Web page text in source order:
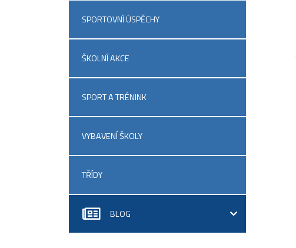
SPORTOVNÍ ÚSPĚCHY
ŠKOLNÍ AKCE
SPORT A TRÉNINK
VYBAVENÍ ŠKOLY
TŘÍDY
BLOG